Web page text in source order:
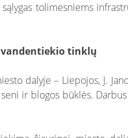
tolimesniems
tinklų
dalyje – Liepojos, J.
ir blogos būklės.